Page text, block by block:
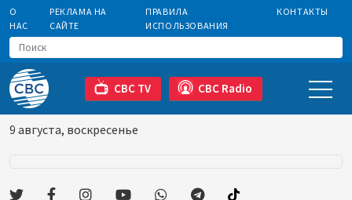
О
НАС
РЕКЛАМА НА
САЙТЕ
ПРАВИЛА
ИСПОЛЬЗОВАНИЯ
КОНТАКТЫ
CBC TV CBC Radio
9 августа, воскресенье